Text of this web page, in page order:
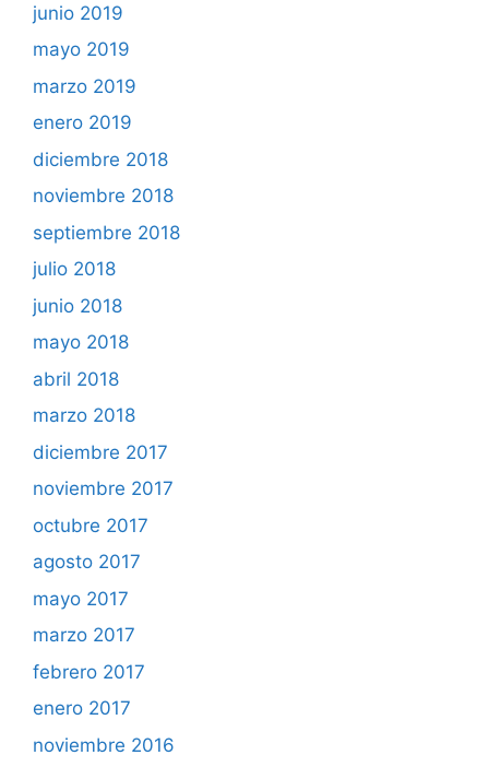
junio 2019
mayo 2019
marzo 2019
enero 2019
diciembre 2018
noviembre 2018
septiembre 2018
julio 2018
junio 2018
mayo 2018
abril 2018
marzo 2018
diciembre 2017
noviembre 2017
octubre 2017
agosto 2017
mayo 2017
marzo 2017
febrero 2017
enero 2017
noviembre 2016